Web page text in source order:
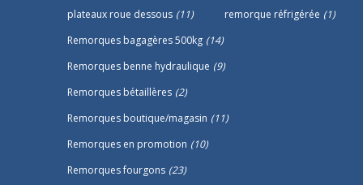
plateaux roue dessous (11) remorque réfrigérée (1)
Remorques bagagères 500kg (14)
Remorques benne hydraulique (9)
Remorques bétaillères (2)
Remorques boutique/magasin (11)
Remorques en promotion (10)
Remorques fourgons (23)